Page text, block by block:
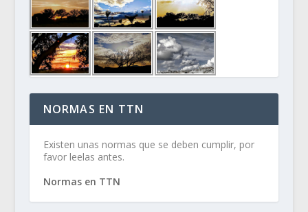
NORMAS EN TTN
Existen unas normas que se deben cumplir, por
favor leelas antes.
Normas en TTN